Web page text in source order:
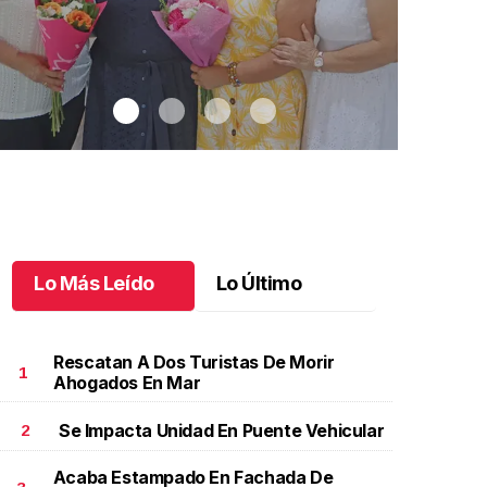
Una emotiva jubilación en educación especial.Una
jubilación en educación especial
Lo Más Leído Lo Último
1
Rescatan A Dos Turistas De Morir
Ahogados En Mar
2 Se Impacta Unidad En Puente Vehicular
Acaba Estampado En Fachada De